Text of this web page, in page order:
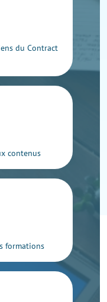
du Contract
contenus
formations